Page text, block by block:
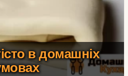
в домашніх